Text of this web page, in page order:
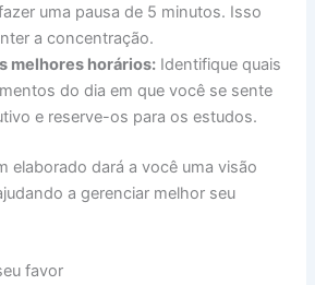
uma pausa de 5 minutos. Isso
a concentração.
melhores horários: Identifique quais
do dia em que você se sente
e reserve-os para os estudos.
elaborado dará a você uma visão
a gerenciar melhor seu
favor